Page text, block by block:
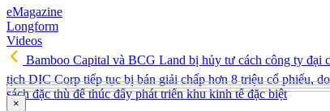
eMagazine
Longform
Videos
Bamboo Capital và BCG Land bị hủy tư cách công ty đại
tịch DIC Corp tiếp tục bị bán giải chấp hơn 8 triệu cổ phiếu,
sách đặc thù để thúc đẩy phát triển khu kinh tế đặc biệt
×